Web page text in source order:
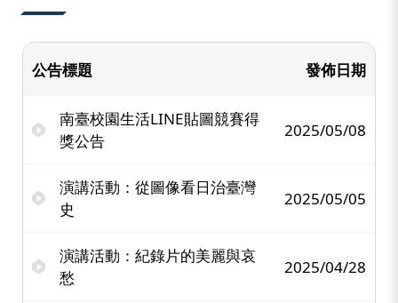
公告標題 發佈日期
南臺校園生活LINE貼圖競賽得
獎公告
2025/05/08
演講活動：從圖像看日治臺灣
史
2025/05/05
演講活動：紀錄片的美麗與哀
愁
2025/04/28